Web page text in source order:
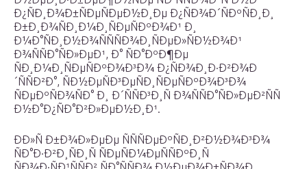
Ð¿ÑÐ¸Ð¾Ð±ÑÐµÑÐµÐ½Ð¸Ðµ Ð¿ÑÐ¾Ð´ÑÐºÑÐ¸Ð¸
Ð±Ð¸Ð¾ÑÐ¸Ð¼Ð¸ÑÐµÑÐºÐ¾Ð¹ Ð¸
Ð¼Ð°ÑÐ¸Ð½Ð¾ÑÑÑÐ¾Ð¸ÑÐµÐ»ÑÐ½Ð¾Ð¹
Ð¾ÑÑÐ°ÑÐ»ÐµÐ¹, Ð° ÑÐ°ÐºÐ¶Ðµ
ÑÐ¸Ð¼Ð¸ÑÐµÑÐºÐ¾Ð³Ð¾ Ð¿ÑÐ¾Ð¸Ð·Ð²Ð¾Ð
´ÑÑÐ²Ð°, ÑÐ½ÐµÑÐ³ÐµÑÐ¸ÑÐµÑÐºÐ¾Ð³Ð¾
ÑÐµÐºÑÐ¾ÑÐ° Ð¸ Ð´ÑÑÐ³Ð¸Ñ Ð¾ÑÑÐ°ÑÐ»ÐµÐ²ÑÑ
Ð½Ð°Ð¿ÑÐ°Ð²Ð»ÐµÐ½Ð¸Ð¹.
ÐÐ»Ñ Ð±Ð¾Ð»ÐµÐµ ÑÑÑÐµÐºÑÐ¸Ð²Ð½Ð¾Ð³Ð¾
ÑÐ°Ð·Ð²Ð¸ÑÐ¸Ñ ÑÐµÑÐ¼ÐµÑÑÐºÐ¸Ñ